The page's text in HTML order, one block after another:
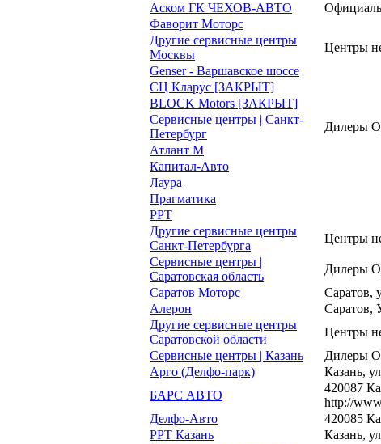
Аском ГК ЧЕХОВ-АВТО
Фаворит Моторс
Другие сервисные центры
Москвы
Центры
Genser - Варшавское шоссе
СЦ Кларус [ЗАКРЫТ]
BLOCK Motors [ЗАКРЫТ]
Сервисные центры | Санкт-
Петербург
Дилеры
Атлант М
Капитал-Авто
Лаура
Прагматика
РРТ
Другие сервисные центры
Санкт-Петербурга
Центры
Сервисные центры |
Саратовская область
Дилеры
Саратов Моторс
Саратов,
Алерон
Саратов,
Другие сервисные центры
Саратовской области
Центры
Сервисные центры | Казань
Дилеры
Арго (Делфо-парк)
Казань,
БАРС АВТО
420087
http://
Делфо-Авто
420085
РРТ Казань
Казань,